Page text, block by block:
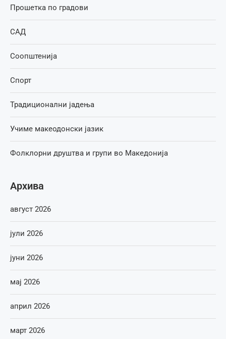
Прошетка по градови
САД
Соопштенија
Спорт
Традиционални јадења
Учиме макеодонски јазик
Фолклорни друштва и групи во Македонија
Архива
август 2026
јули 2026
јуни 2026
мај 2026
април 2026
март 2026